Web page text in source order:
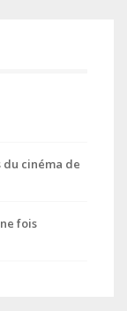
du cinéma de
fois